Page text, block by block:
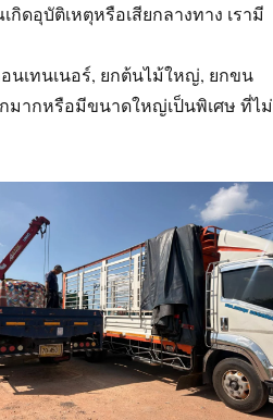
ดอุบัติเหตุหรือเสียกลางทาง เรามี
นเทนเนอร์, ยกต้นไม้ใหญ่, ยกขน
มากหรือมีขนาดใหญ่เป็นพิเศษ ที่ไม่